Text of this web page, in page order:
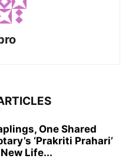
One Shared
‘Prakriti Prahari’
Life...